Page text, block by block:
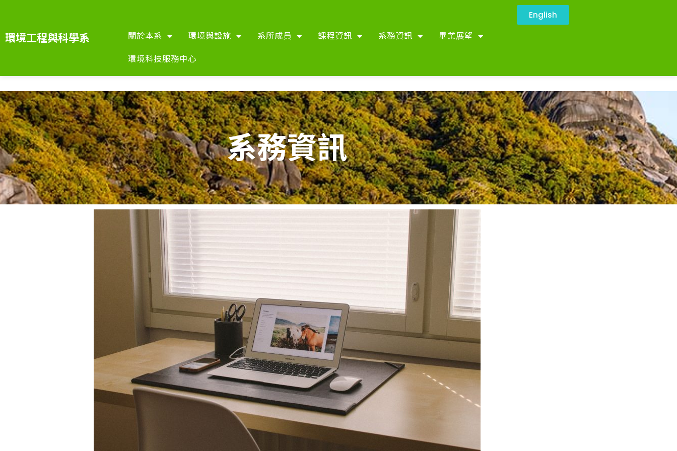
環境工程與科學系
English
關於本系 環境與設施 系所成員 課程資訊 系務資訊
畢業展望
環境科技服務中心
系務資訊